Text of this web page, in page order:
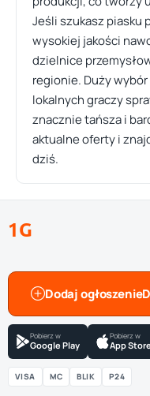
Jeśli szukasz piasku
wysokiej jakości
dzielnice
regionie. Duży
lokalnych graczy
znacznie tańsza i
aktualne oferty i
dziś.
1G
Dodaj ogłoszenie
Pobierz w
Google Play
Pobierz w
App
VISA MC BLIK P24